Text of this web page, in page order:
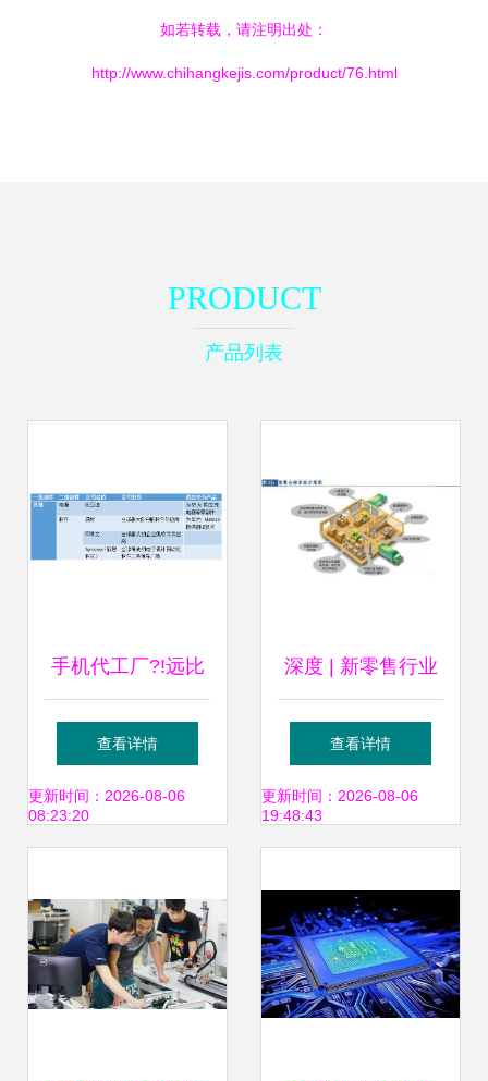
如若转载，请注明出处：
http://www.chihangkejis.com/product/76.html
PRODUCT
产品列表
手机代工厂?!远比
想象更厉害的比亚
迪
查看详情
更新时间：2026-08-06
08:23:20
深度 | 新零售行业
研究报告
查看详情
更新时间：2026-08-06
19:48:43